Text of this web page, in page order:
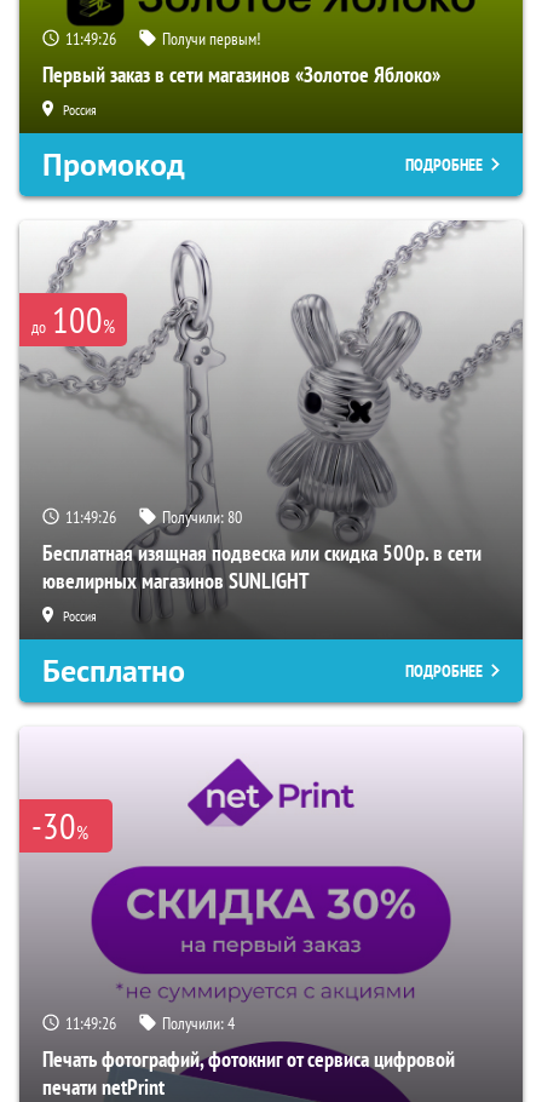
11:49:25 Получи первым!
Первый заказ в сети магазинов «Золотое Яблоко»
Россия
Промокод ПОДРОБНЕЕ
до 100%
11:49:25 Получили:80
Бесплатная изящная подвеска или скидка 500р. в сети
ювелирных магазинов SUNLIGHT
Россия
Бесплатно ПОДРОБНЕЕ
-30%
11:49:25 Получили:4
Печать фотографий, фотокниг от сервиса цифровой
печати netPrint